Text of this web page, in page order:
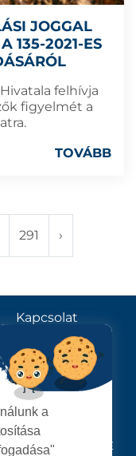
JOGGAL
135-2021-ES
felhívja
figyelmét a
TOVÁBB
291 ›
440026 SATU MARE
Kapcsolat
KÖVESSENEK
a